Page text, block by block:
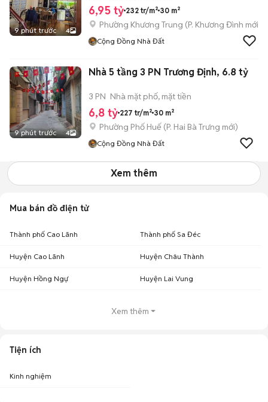
9 phút trước 4
6,95 tỷ 232 tr/m² 30 m²
Phường Khương Trung (P. Khương Đình mới)
Cộng Đồng Nhà Đất
9 phút trước 4
Nhà 5 tầng 3 PN Trương Định, 6.8 tỷ
3 PN Nhà mặt phố, mặt tiền
6,8 tỷ 227 tr/m² 30 m²
Phường Phố Huế (P. Hai Bà Trưng mới)
Cộng Đồng Nhà Đất
Xem thêm
Mua bán đồ điện tử
Thành phố Cao Lãnh Thành phố Sa Đéc
Huyện Cao Lãnh Huyện Châu Thành
Huyện Hồng Ngự Huyện Lai Vung
Xem thêm
Tiện ích
Kinh nghiệm